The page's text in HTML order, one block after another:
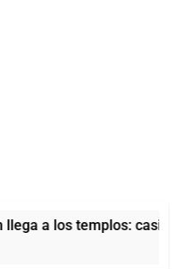
a los templos: casi